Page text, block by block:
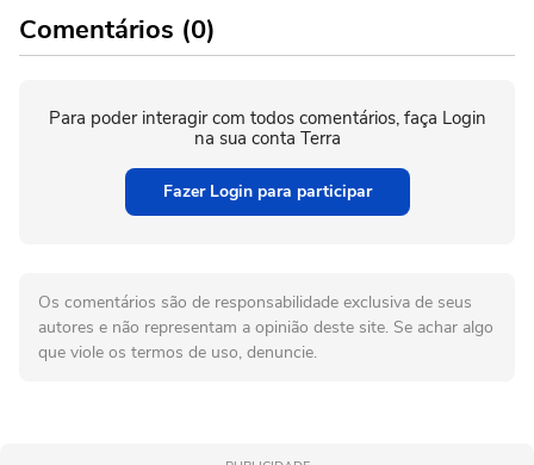
Comentários (0)
Para poder interagir com todos comentários, faça Login
na sua conta Terra
Fazer Login para participar
Os comentários são de responsabilidade exclusiva de seus
autores e não representam a opinião deste site. Se achar algo
que viole os termos de uso, denuncie.